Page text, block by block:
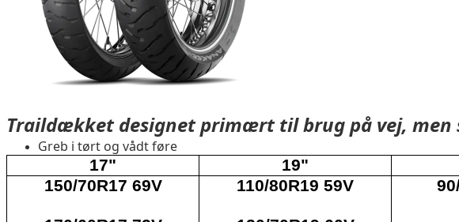
Traildækket designet primært til brug på vej, men
Greb i tørt og vådt føre
17" 19"
150/70R17 69V
110/80R19 59V